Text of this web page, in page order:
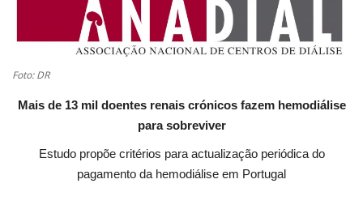
Estatuto Editorial
Saúde
Ficha técnica
Foto: DR
Mais de 13 mil doentes renais crónicos fazem hemodiálise
para sobreviver
Estudo propõe critérios para actualização periódica do
pagamento da hemodiálise em Portugal